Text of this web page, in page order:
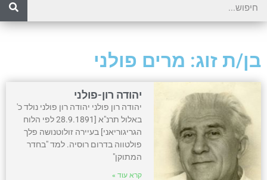
בן/ת זוג: מרים פולני
יהודה רון-פולני
יהודה רון פולני יהודה רון פולני נולד כ'
באלול תרנ"א [28.9.1891 לפי הלוח
הגריגוריאני] בעיירה זולוטנושה פלך
פולטווה בדרום רוסיה. למד "בחדר
המתוקן"
קרא עוד »